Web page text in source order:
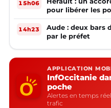
15h06
pour libérer les
14h23
Aude : deux bars
par le préfet
APPLICATION
InfOccitanie
poche
Alertes en temps
trafic